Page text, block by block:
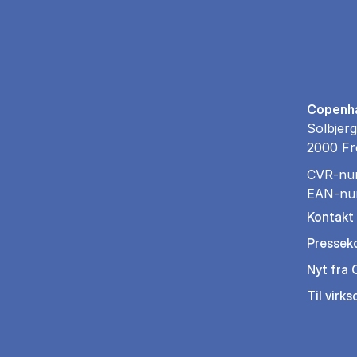
2000
CVR-
EAN-
Kontakt
Nyt fra
Til